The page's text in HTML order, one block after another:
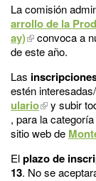
La comisión
arrollo de la
ay)
convoca a
de este año.
Las
estén
ulario
y subir
, para la
sitio web de
Elplazo de
13. No se